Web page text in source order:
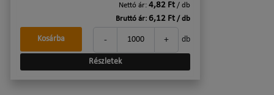
Nettó ár: 4,82 Ft / db
Bruttó ár: 6,12 Ft / db
- + db
Kosárba
Részletek